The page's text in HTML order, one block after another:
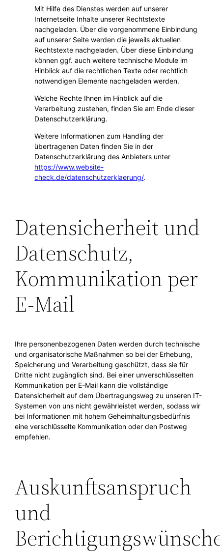
Mit Hilfe des Dienstes werden auf unserer
Internetseite Inhalte unserer Rechtstexte
nachgeladen. Über die vorgenommene Einbindung
auf unserer Seite werden die jeweils aktuellen
Rechtstexte nachgeladen. Über diese Einbindung
können ggf. auch weitere technische Module im
Hinblick auf die rechtlichen Texte oder rechtlich
notwendigen Elemente nachgeladen werden.
Welche Rechte Ihnen im Hinblick auf die
Verarbeitung zustehen, finden Sie am Ende dieser
Datenschutzerklärung.
Weitere Informationen zum Handling der
übertragenen Daten finden Sie in der
Datenschutzerklärung des Anbieters unter
https://www.website-
check.de/datenschutzerklaerung/.
Datensicherheit und
Datenschutz,
Kommunikation per
E-Mail
Ihre personenbezogenen Daten werden durch technische
und organisatorische Maßnahmen so bei der Erhebung,
Speicherung und Verarbeitung geschützt, dass sie für
Dritte nicht zugänglich sind. Bei einer unverschlüsselten
Kommunikation per E-Mail kann die vollständige
Datensicherheit auf dem Übertragungsweg zu unseren IT-
Systemen von uns nicht gewährleistet werden, sodass wir
bei Informationen mit hohem Geheimhaltungsbedürfnis
eine verschlüsselte Kommunikation oder den Postweg
empfehlen.
Auskunftsanspruch
und